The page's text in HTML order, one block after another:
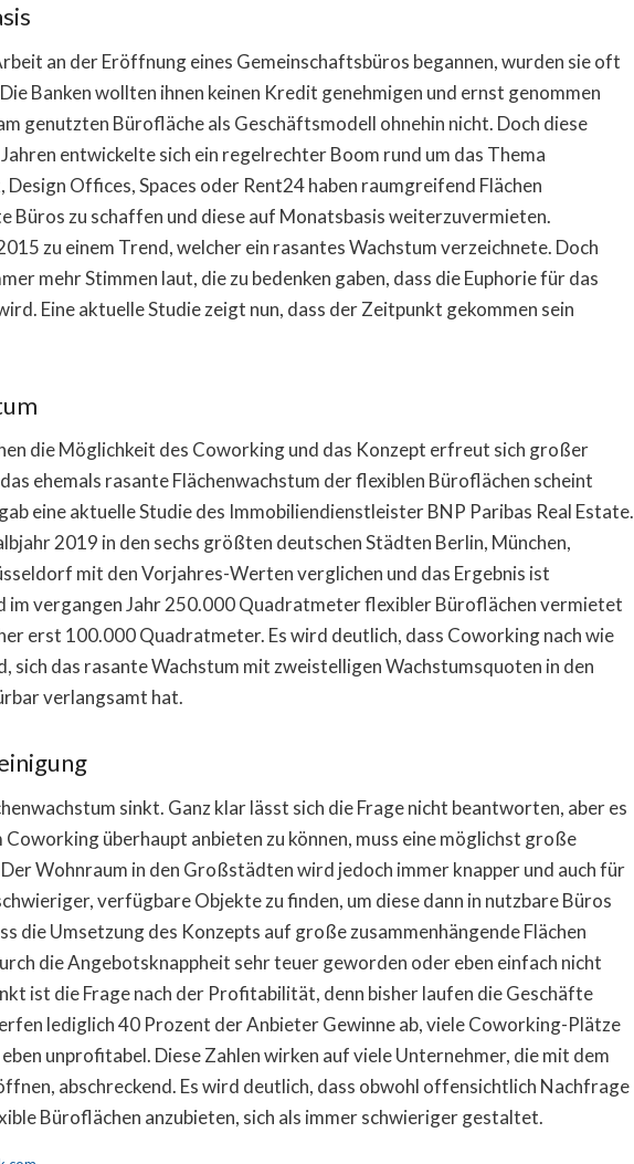
an der Eröffnung eines Gemeinschaftsbüros begannen, wurden sie oft
Banken wollten ihnen keinen Kredit genehmigen und ernst genommen
genutzten Bürofläche als Geschäftsmodell ohnehin nicht. Doch diese
entwickelte sich ein regelrechter Boom rund um das Thema
Offices, Spaces oder Rent24 haben raumgreifend Flächen
Büros zu schaffen und diese auf Monatsbasis weiterzuvermieten.
zu einem Trend, welcher ein rasantes Wachstum verzeichnete. Doch
mehr Stimmen laut, die zu bedenken gaben, dass die Euphorie für das
Eine aktuelle Studie zeigt nun, dass der Zeitpunkt gekommen sein
die Möglichkeit des Coworking und das Konzept erfreut sich großer
ehemals rasante Flächenwachstum der flexiblen Büroflächen scheint
eine aktuelle Studie des Immobiliendienstleister BNP Paribas Real Estate.
2019 in den sechs größten deutschen Städten Berlin, München,
mit den Vorjahres-Werten verglichen und das Ergebnis ist
im vergangen Jahr 250.000 Quadratmeter flexibler Büroflächen vermietet
erst 100.000 Quadratmeter. Es wird deutlich, dass Coworking nach wie
sich das rasante Wachstum mit zweistelligen Wachstumsquoten in den
verlangsamt hat.
sinkt. Ganz klar lässt sich die Frage nicht beantworten, aber es
Coworking überhaupt anbieten zu können, muss eine möglichst große
Wohnraum in den Großstädten wird jedoch immer knapper und auch für
verfügbare Objekte zu finden, um diese dann in nutzbare Büros
die Umsetzung des Konzepts auf große zusammenhängende Flächen
die Angebotsknappheit sehr teuer geworden oder eben einfach nicht
ist die Frage nach der Profitabilität, denn bisher laufen die Geschäfte
lediglich 40 Prozent der Anbieter Gewinne ab, viele Coworking-Plätze
unprofitabel. Diese Zahlen wirken auf viele Unternehmer, die mit dem
abschreckend. Es wird deutlich, dass obwohl offensichtlich Nachfrage
Büroflächen anzubieten, sich als immer schwieriger gestaltet.